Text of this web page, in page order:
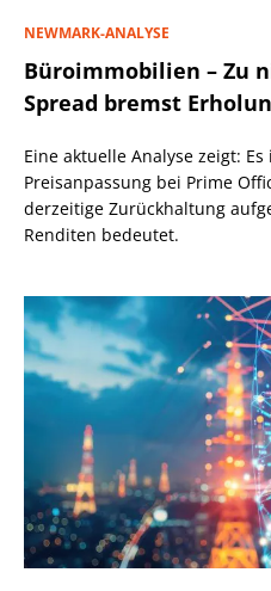
NEWMARK-ANALYSE
Büroimmobilien – Zu
Spread bremst
Eine aktuelle Analyse zeigt:
Preisanpassung bei Prime
derzeitige Zurückhaltung
Renditen bedeutet.